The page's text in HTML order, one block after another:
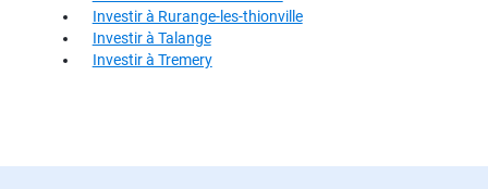
Investir à Rurange-les-thionville
Investir à Talange
Investir à Tremery